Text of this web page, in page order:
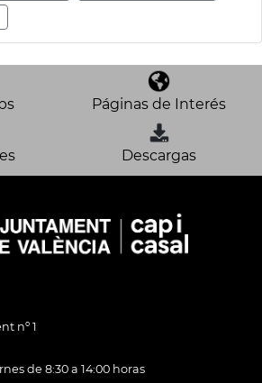
Páginas de Interés
Descargas
nº 1
de 8:30 a 14:00 horas